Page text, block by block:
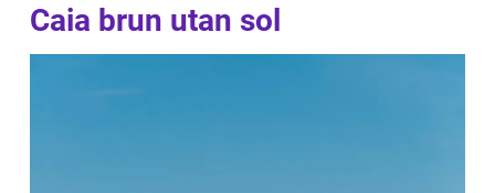
Caia brun utan sol